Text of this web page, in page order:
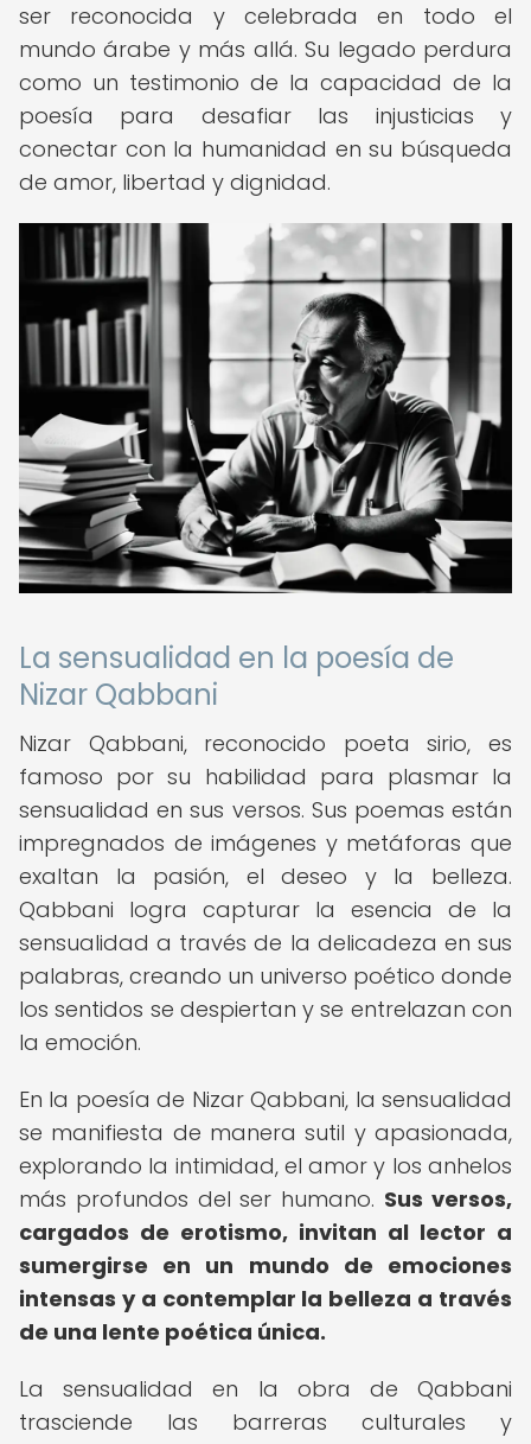
ser reconocida y celebrada en todo el
mundo árabe y más allá. Su legado perdura
como un testimonio de la capacidad de la
poesía para desafiar las injusticias y
conectar con la humanidad en su búsqueda
de amor, libertad y dignidad.
La sensualidad en la poesía de
Nizar Qabbani
Nizar Qabbani, reconocido poeta sirio, es
famoso por su habilidad para plasmar la
sensualidad en sus versos. Sus poemas están
impregnados de imágenes y metáforas que
exaltan la pasión, el deseo y la belleza.
Qabbani logra capturar la esencia de la
sensualidad a través de la delicadeza en sus
palabras, creando un universo poético donde
los sentidos se despiertan y se entrelazan con
la emoción.
En la poesía de Nizar Qabbani, la sensualidad
se manifiesta de manera sutil y apasionada,
explorando la intimidad, el amor y los anhelos
más profundos del ser humano. Sus versos,
cargados de erotismo, invitan al lector a
sumergirse en un mundo de emociones
intensas y a contemplar la belleza a través
de una lente poética única.
La sensualidad en la obra de Qabbani
trasciende las barreras culturales y